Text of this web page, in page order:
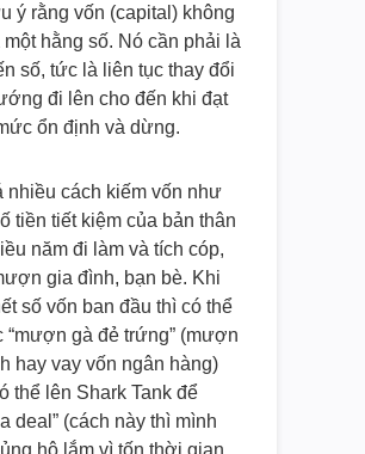
ý rằng vốn (capital) không
một hằng số. Nó cần phải là
số, tức là liên tục thay đổi
đi lên cho đến khi đạt
ổn định và dừng.
nhiều cách kiếm vốn như
tiền tiết kiệm của bản thân
năm đi làm và tích cóp,
gia đình, bạn bè. Khi
số vốn ban đầu thì có thể
“mượn gà đẻ trứng” (mượn
hay vay vốn ngân hàng)
thể lên Shark Tank để
deal” (cách này thì mình
hộ lắm vì tốn thời gian